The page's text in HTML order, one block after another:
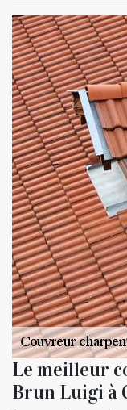
Le meilleur
Brun Luigi à